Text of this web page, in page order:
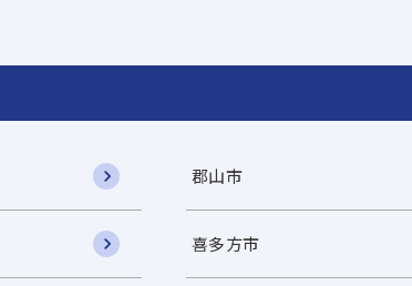
郡山市
喜多方市